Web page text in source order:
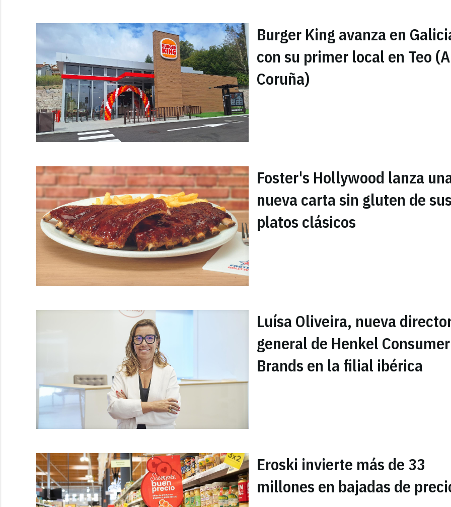
Burger King avanza en
con su primer local en Teo (A
Coruña)
Foster's Hollywood lanza
nueva carta sin gluten de
platos clásicos
Luísa Oliveira, nueva
general de Henkel Consumer
Brands en la filial ibérica
Eroski invierte más de 33
millones en bajadas de